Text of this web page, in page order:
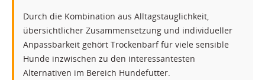
Durch die Kombination aus Alltagstauglichkeit,
übersichtlicher Zusammensetzung und individueller
Anpassbarkeit gehört Trockenbarf für viele sensible
Hunde inzwischen zu den interessantesten
Alternativen im Bereich Hundefutter.